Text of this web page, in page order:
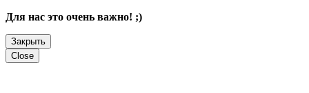
Для нас это очень важно! ;)
Закрыть
Close